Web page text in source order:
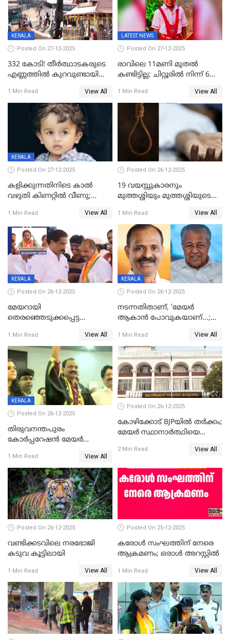
KERALA
Posted On 27-12-2025
332 കോടി! തീർത്ഥാടകരുടെ
എണ്ണത്തിൽ കുറവുണ്ടായിട്ടും
കുതിച്ചുയരുന്നു
1 Min Read View All
LATEST NEWS
Posted On 27-12-2025
രാവിലെ 11മണി മുതൽ
കണ്ടിട്ടില്ല; ചിറ്റൂരിൽ നിന്ന് 6
1 Min Read View All
KERALA
Posted On 27-12-2025
കളിക്കുന്നതിനിടെ കാൽ
വഴുതി കിണറ്റിൽ വീണു;
ദാരുണാന്ത്യം
1 Min Read View All
Posted On 26-12-2025
19 വയസ്സുകാരനും
മുത്തശ്ശിയും മുത്തശ്ശിയുടെ
മരിച്ചനിലയിൽ
1 Min Read View All
KERALA
Posted On 26-12-2025
മേയറായി
തെരഞ്ഞെടുക്കപ്പെട്ട
ആദ്യ വോട്ട് അസാധു; കണ്ണൂർ
ഡെപ്യൂട്ടി മേയർ സ്ഥാനത്ത്
താഹിറിന് വിജയം
1 Min Read View All
KERALA
Posted On 26-12-2025
നടന്നതിതാണ്, ‘മേയർ
ആകാൻ പോവുകയാണ്...;
മുഖ്യമന്ത്രിയുടെ ഓഫീസ്
തന്നെ വിശദീകരിയ്ക്കുന്നു;
സത്യമിതാണ്
1 Min Read View All
KERALA
Posted On 26-12-2025
തിരുവനന്തപുരം
കോര്‍പ്പറേഷന്‍ മേയര്‍
ഹൈക്കോടതിയിലേക്ക്;
സത്യപ്രതിജ്ഞ ചടങ്ങില്‍
ചട്ടലംഘനമെന്ന് പാർട്ടി
1 Min Read View All
Posted On 26-12-2025
കോഴിക്കോട് BJPയിൽ തർക്കം;
മേയർ സ്ഥാനാർത്ഥിയെ
2 Min Read View All
Posted On 26-12-2025
വണ്ടിക്കടവിലെ നരഭോജി
കടുവ കൂട്ടിലായി
1 Min Read View All
Posted On 25-12-2025
കരോള്‍ സംഘത്തിന് നേരെ
ആക്രമണം; ഒരാള്‍ അറസ്റ്റില്‍
1 Min Read View All